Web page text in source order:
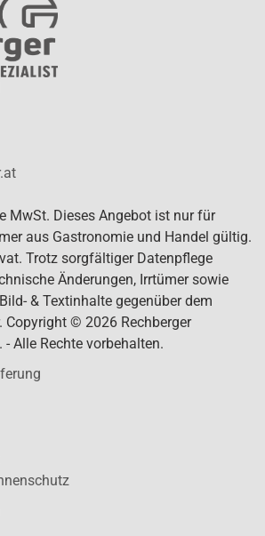
MwSt. Dieses Angebot ist nur für
aus Gastronomie und Handel gültig.
Trotz sorgfältiger Datenpflege
Änderungen, Irrtümer sowie
& Textinhalte gegenüber dem
Copyright © 2026 Rechberger
Alle Rechte vorbehalten.